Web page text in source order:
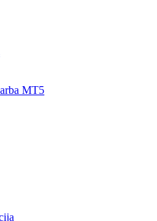
MT5